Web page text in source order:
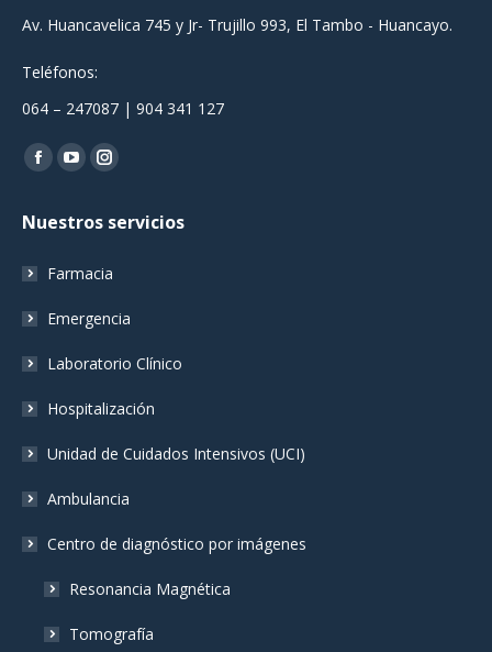
Av. Huancavelica 745 y Jr- Trujillo 993, El Tambo - Huancayo.
Teléfonos:
064 – 247087 | 904 341 127
Encuéntranos en:
Facebook
opens
new
window
YouTube
opens
new
window
Instagram
opens
new
window
Nuestros servicios
Farmacia
Emergencia
Laboratorio Clínico
Hospitalización
Unidad de Cuidados Intensivos (UCI)
Ambulancia
Centro de diagnóstico por imágenes
Resonancia Magnética
Tomografía